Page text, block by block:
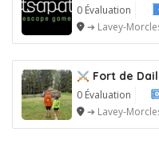
0 Évaluation
➔ Lavey-
Fort de
0 Évaluation
➔ Lavey-